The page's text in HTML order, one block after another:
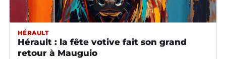
HÉRAULT
Hérault : la fête votive fait son grand
retour à Mauguio